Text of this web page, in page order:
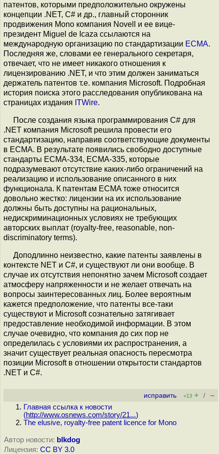
патентов, которыми предположительно окружены
концепции .NET, C# и др., главный сторонник
продвижения Mono компания Novell и ее вице-
президент Miguel de Icaza ссылаются на
международную организацию по стандартизации ECMA.
Последняя же, словами ее генерального секретаря,
отвечает, что не имеет никакого отношения к
лицензированию .NET, и что этим должен заниматься
держатель патентов т.е. компания Microsoft. Подробная
история поиска этого расследования опубликована на
страницах издания ITWire.
После создания языка программирования C# для
.NET компания Microsoft решила провести его
стандартизацию, направив соответствующие документы
в ECMA. В результате появились свободно доступные
стандарты ECMA-334, ECMA-335, которые
подразумевают отсутствие каких-либо ограничений на
реализацию и использование описанного в них
функционала. К патентам ECMA тоже относится
довольно жестко: лицензии на их использование
должны быть доступны на рациональных,
недискриминационных условиях не требующих
авторских выплат (royalty-free, reasonable, non-
discriminatory terms).
Доподлинно неизвестно, какие патенты заявлены в
контексте NET и C#, и существуют ли они вообще. В
случае их отсутствия непонятно зачем Microsoft создает
атмосферу напряженности и не желает отвечать на
вопросы заинтересованных лиц. Более вероятным
кажется предположение, что патенты все-таки
существуют и Microsoft сознательно затягивает
предоставление необходимой информации. В этом
случае очевидно, что компания до сих пор не
определилась с условиями их распространения, а
значит существует реальная опасность пересмотра
позиции Microsoft в отношении открытости стандартов
.NET и C#.
исправить +13 + / –
Главная ссылка к новости
(http://www.osnews.com/story/21...)
The elusive, royalty-free patent licence for Mono
Автор новости: blkdog
Лицензия: CC BY 3.0